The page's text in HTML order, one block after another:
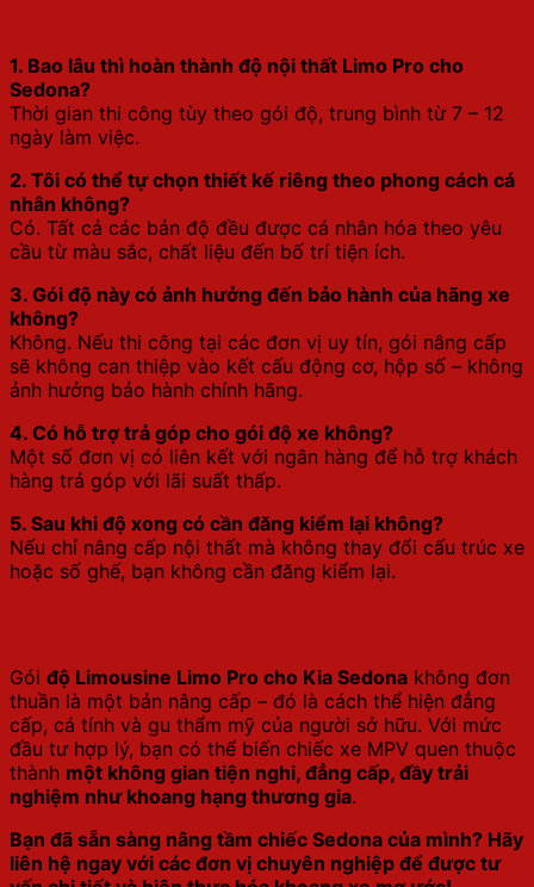
1. Bao lâu thì hoàn thành độ nội thất Limo Pro cho
Sedona?
Thời gian thi công tùy theo gói độ, trung bình từ 7 – 12
ngày làm việc.
2. Tôi có thể tự chọn thiết kế riêng theo phong cách cá
nhân không?
Có. Tất cả các bản độ đều được cá nhân hóa theo yêu
cầu từ màu sắc, chất liệu đến bố trí tiện ích.
3. Gói độ này có ảnh hưởng đến bảo hành của hãng xe
không?
Không. Nếu thi công tại các đơn vị uy tín, gói nâng cấp
sẽ không can thiệp vào kết cấu động cơ, hộp số – không
ảnh hưởng bảo hành chính hãng.
4. Có hỗ trợ trả góp cho gói độ xe không?
Một số đơn vị có liên kết với ngân hàng để hỗ trợ khách
hàng trả góp với lãi suất thấp.
5. Sau khi độ xong có cần đăng kiểm lại không?
Nếu chỉ nâng cấp nội thất mà không thay đổi cấu trúc xe
hoặc số ghế, bạn không cần đăng kiểm lại.
Gói độ Limousine Limo Pro cho Kia Sedona không đơn
thuần là một bản nâng cấp – đó là cách thể hiện đẳng
cấp, cá tính và gu thẩm mỹ của người sở hữu. Với mức
đầu tư hợp lý, bạn có thể biến chiếc xe MPV quen thuộc
thành một không gian tiện nghi, đẳng cấp, đầy trải
nghiệm như khoang hạng thương gia.
Bạn đã sẵn sàng nâng tầm chiếc Sedona của mình? Hãy
liên hệ ngay với các đơn vị chuyên nghiệp để được tư